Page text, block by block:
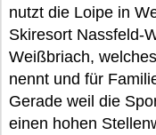
nutzt die Loipe in
Skiresort Nassfeld-
Weißbriach,
nennt und für
Gerade weil die
einen hohen